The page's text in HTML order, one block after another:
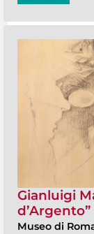
Gianluigi
d’Argento”
Museo di